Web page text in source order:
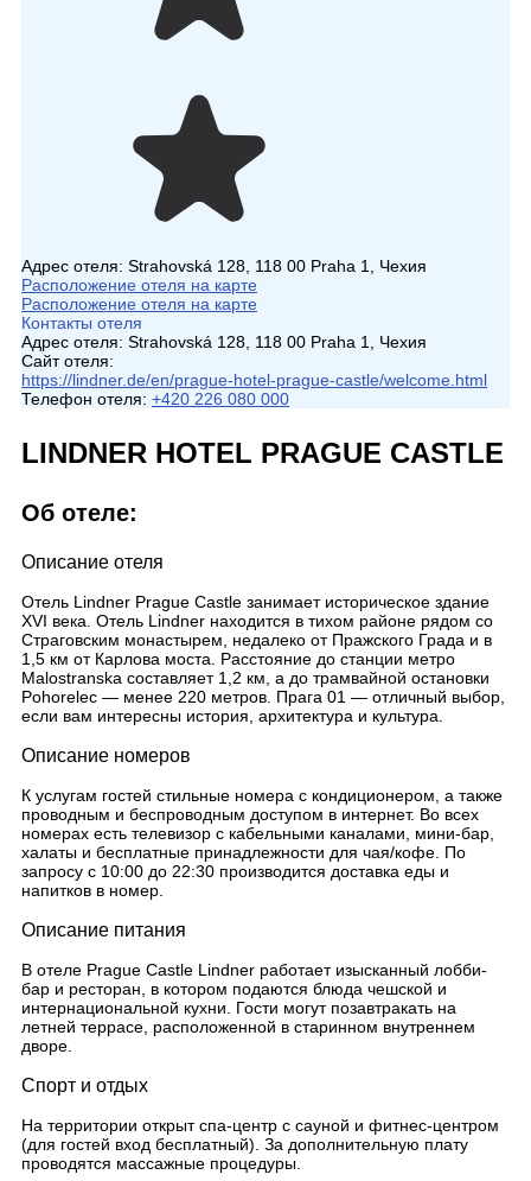
Адрес отеля: Strahovská 128, 118 00 Praha 1, Чехия
Расположение отеля на карте
Расположение отеля на карте
Контакты отеля
Адрес отеля: Strahovská 128, 118 00 Praha 1, Чехия
Сайт отеля:
https://lindner.de/en/prague-hotel-prague-castle/welcome.html
Телефон отеля: +420 226 080 000
LINDNER HOTEL PRAGUE CASTLE
Об отеле:
Описание отеля
Отель Lindner Prague Castle занимает историческое здание
XVI века. Отель Lindner находится в тихом районе рядом со
Страговским монастырем, недалеко от Пражского Града и в
1,5 км от Карлова моста. Расстояние до станции метро
Malostranska составляет 1,2 км, а до трамвайной остановки
Pohorelec — менее 220 метров. Прага 01 — отличный выбор,
если вам интересны история, архитектура и культура.
Описание номеров
К услугам гостей стильные номера с кондиционером, а также
проводным и беспроводным доступом в интернет. Во всех
номерах есть телевизор с кабельными каналами, мини-бар,
халаты и бесплатные принадлежности для чая/кофе. По
запросу с 10:00 до 22:30 производится доставка еды и
напитков в номер.
Описание питания
В отеле Prague Castle Lindner работает изысканный лобби-
бар и ресторан, в котором подаются блюда чешской и
интернациональной кухни. Гости могут позавтракать на
летней террасе, расположенной в старинном внутреннем
дворе.
Спорт и отдых
На территории открыт спа-центр с сауной и фитнес-центром
(для гостей вход бесплатный). За дополнительную плату
проводятся массажные процедуры.